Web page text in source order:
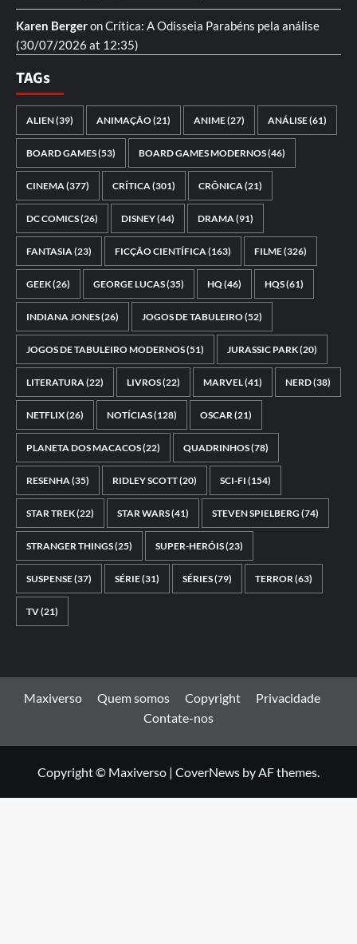
Karen BergeronCrítica: A Odisseia Parabéns pela análise
(30/07/2026 at 12:35)
TAGs
ALIEN(39) ANIMAÇÃO(21) ANIME(27) ANÁLISE(61)
BOARD GAMES(53) BOARD GAMES MODERNOS(46)
CINEMA(377) CRÍTICA(301) CRÔNICA(21)
DC COMICS(26) DISNEY(44) DRAMA(91)
FANTASIA(23) FICÇÃO CIENTÍFICA(163) FILME(326)
GEEK(26) GEORGE LUCAS(35) HQ(46) HQS(61)
INDIANA JONES(26) JOGOS DE TABULEIRO(52)
JOGOS DE TABULEIRO MODERNOS(51) JURASSIC PARK(20)
LITERATURA(22) LIVROS(22) MARVEL(41) NERD(38)
NETFLIX(26) NOTÍCIAS(128) OSCAR(21)
PLANETA DOS MACACOS(22) QUADRINHOS(78)
RESENHA(35) RIDLEY SCOTT(20) SCI-FI (154)
STAR TREK(22) STAR WARS(41) STEVEN SPIELBERG (74)
STRANGER THINGS(25) SUPER-HERÓIS(23)
SUSPENSE(37) SÉRIE(31) SÉRIES(79) TERROR(63)
TV(21)
Maxiverso Quem somos Copyright
Privacidade
Contate-nos
Copyright © Maxiverso | CoverNews by AF themes.